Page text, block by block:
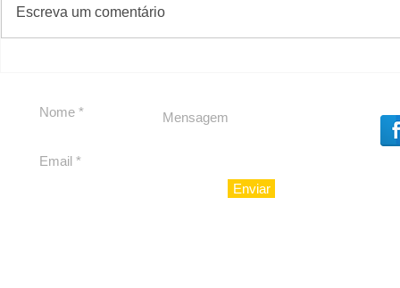
Escreva um comentário
Enviar